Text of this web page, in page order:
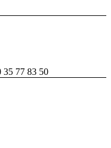
35 77 83 50